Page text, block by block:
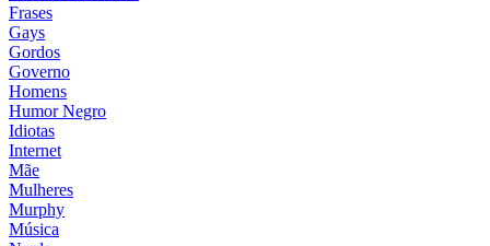
Frases
Gays
Gordos
Governo
Homens
Humor Negro
Idiotas
Internet
Mãe
Mulheres
Murphy
Música